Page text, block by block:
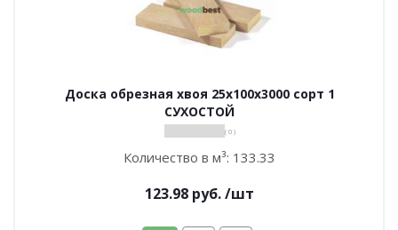
Доска обрезная хвоя 25х100х3000 сорт 1
СУХОСТОЙ
( 0 )
Количество в м³: 133.33
123.98 руб./шт